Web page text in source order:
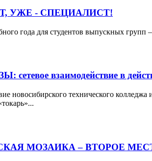
УЖЕ - СПЕЦИАЛИСТ!
года для студентов выпускных групп
взаимодействие в
новосибирского технического
МОЗАИКА – ВТОРОЕ